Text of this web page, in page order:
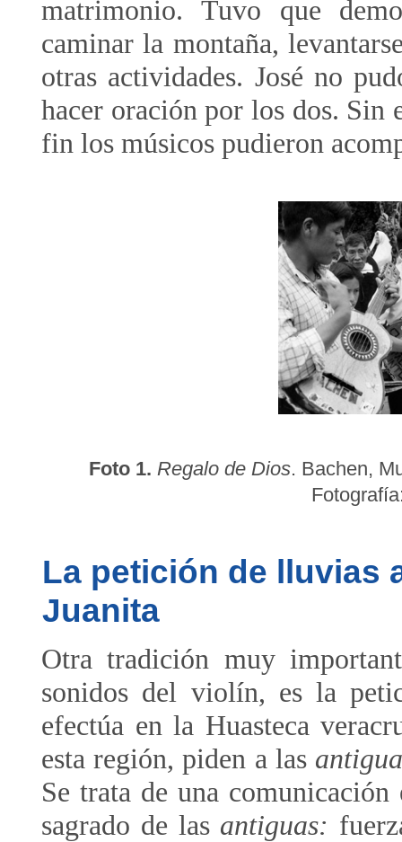
matrimonio. Tuvo que
caminar la montaña,
otras actividades. José no
hacer oración por los dos. Sin
fin los músicos pudieron
Foto 1. Regalo de Dios. Bachen,
La petición de lluvias
Juanita
Otra tradición muy
sonidos del violín, es la
efectúa en la Huasteca
esta región, piden a las
Se trata de una
sagrado de las antiguas: